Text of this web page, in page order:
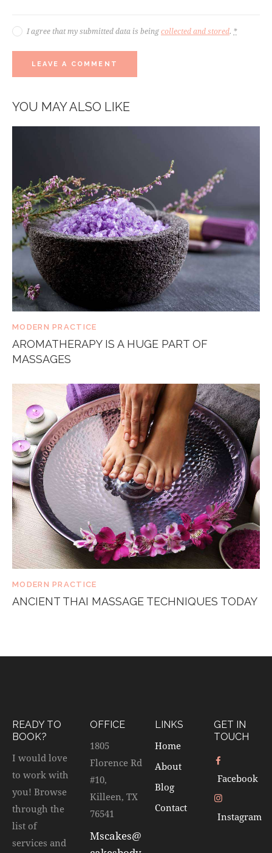
I agree that my submitted data is beingcollected and stored. *
YOU MAY ALSO LIKE
MODERN PRACTICE
AROMATHERAPY IS A HUGE PART OF
MASSAGES
MODERN PRACTICE
ANCIENT THAI MASSAGE TECHNIQUES TODAY
READY TO
BOOK?
I would love
to work with
you! Browse
through the
list of
services and
OFFICE
1805
Florence Rd
#10,
Killeen, TX
76541
Mscakes@
LINKS
Home
About
Blog
Contact
GET IN
TOUCH
Facebook
Instagram